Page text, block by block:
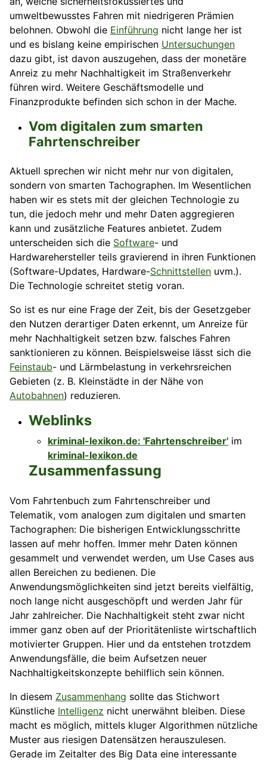
umweltbewusstes Fahren mit niedrigeren Prämien
belohnen. Obwohl die Einführung nicht lange her ist
und es bislang keine empirischen Untersuchungen
dazu gibt, ist davon auszugehen, dass der monetäre
Anreiz zu mehr Nachhaltigkeit im Straßenverkehr
führen wird. Weitere Geschäftsmodelle und
Finanzprodukte befinden sich schon in der Mache.
Vom digitalen zum smarten
Fahrtenschreiber
Aktuell sprechen wir nicht mehr nur von digitalen,
sondern von smarten Tachographen. Im Wesentlichen
haben wir es stets mit der gleichen Technologie zu
tun, die jedoch mehr und mehr Daten aggregieren
kann und zusätzliche Features anbietet. Zudem
unterscheiden sich die Software- und
Hardwarehersteller teils gravierend in ihren Funktionen
(Software-Updates, Hardware-Schnittstellen uvm.).
Die Technologie schreitet stetig voran.
So ist es nur eine Frage der Zeit, bis der Gesetzgeber
den Nutzen derartiger Daten erkennt, um Anreize für
mehr Nachhaltigkeit setzen bzw. falsches Fahren
sanktionieren zu können. Beispielsweise lässt sich die
Feinstaub- und Lärmbelastung in verkehrsreichen
Gebieten (z. B. Kleinstädte in der Nähe von
Autobahnen) reduzieren.
Weblinks
kriminal-lexikon.de: 'Fahrtenschreiber' im
kriminal-lexikon.de
Zusammenfassung
Vom Fahrtenbuch zum Fahrtenschreiber und
Telematik, vom analogen zum digitalen und smarten
Tachographen: Die bisherigen Entwicklungsschritte
lassen auf mehr hoffen. Immer mehr Daten können
gesammelt und verwendet werden, um Use Cases aus
allen Bereichen zu bedienen. Die
Anwendungsmöglichkeiten sind jetzt bereits vielfältig,
noch lange nicht ausgeschöpft und werden Jahr für
Jahr zahlreicher. Die Nachhaltigkeit steht zwar nicht
immer ganz oben auf der Prioritätenliste wirtschaftlich
motivierter Gruppen. Hier und da entstehen trotzdem
Anwendungsfälle, die beim Aufsetzen neuer
Nachhaltigkeitskonzepte behilflich sein können.
In diesem Zusammenhang sollte das Stichwort
Künstliche Intelligenz nicht unerwähnt bleiben. Diese
macht es möglich, mittels kluger Algorithmen nützliche
Muster aus riesigen Datensätzen herauszulesen.
Gerade im Zeitalter des Big Data eine interessante